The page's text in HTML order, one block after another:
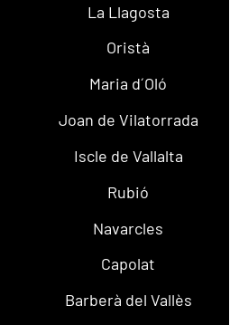
La Llagosta
Oristà
Maria d´Oló
Joan de Vilatorrada
Iscle de Vallalta
Rubió
Navarcles
Capolat
Barberà del Vallès